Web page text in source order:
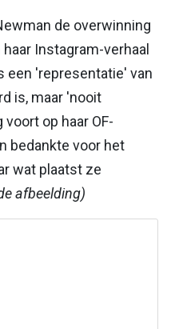
de overwinning
Instagram-verhaal
een 'representatie' van
is, maar 'nooit
op haar OF-
bedankte voor het
wat plaatst ze
afbeelding)